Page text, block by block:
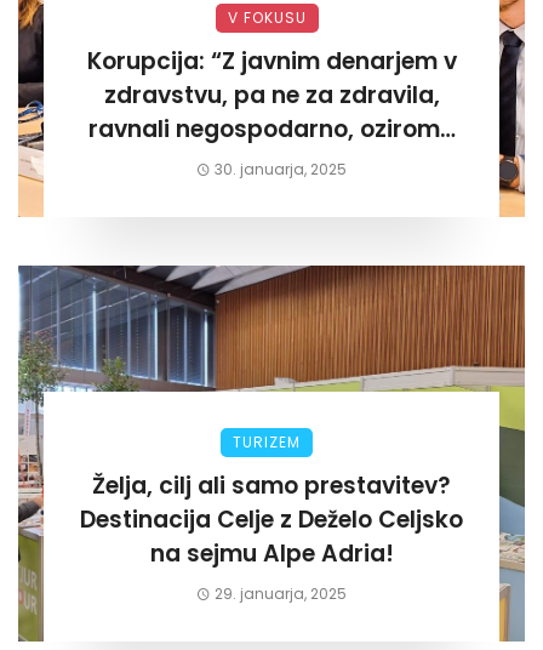
V FOKUSU
Korupcija: “Z javnim denarjem v
zdravstvu, pa ne za zdravila,
ravnali negospodarno, oziroma
za lastni žep. Tokrat na Žalskem«
30. januarja, 2025
TURIZEM
Želja, cilj ali samo prestavitev?
Destinacija Celje z Deželo Celjsko
na sejmu Alpe Adria!
29. januarja, 2025